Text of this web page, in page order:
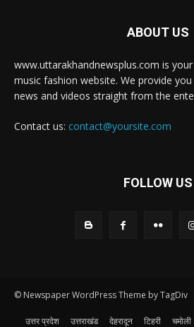
ABOUT US
www.uttarakhandnewsplus.com is
music fashion website. We provide
news and videos straight from the
Contact us: contact@yoursite.com
FOLLOW US
© Newspaper WordPress Theme by TagDiv
उत्तर प्रदेश उत्तराखंड देहरादून टिहरी चमोली